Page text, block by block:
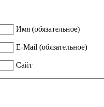
Имя (обязательное)
E-Mail (обязательное)
Сайт